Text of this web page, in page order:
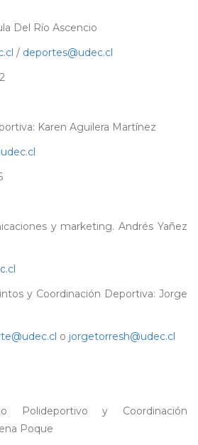
Del Río Ascencio
/ deportes@udec.cl
Karen Aguilera Martínez
y marketing. Andrés Yañez
y Coordinación Deportiva: Jorge
o jorgetorresh@udec.cl
Polideportivo y Coordinación
Poque